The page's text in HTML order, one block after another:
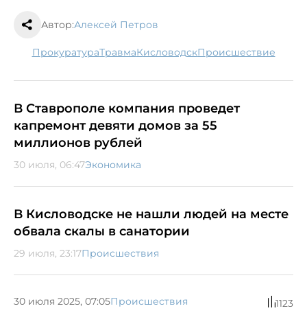
Автор:Алексей Петров
прокуратура травма Кисловодск происшествие
В Ставрополе компания проведет
капремонт девяти домов за 55
миллионов рублей
30 июля, 06:47Экономика
В Кисловодске не нашли людей на месте
обвала скалы в санатории
29 июля, 23:17Происшествия
30 июля 2025, 07:05Происшествия 1123